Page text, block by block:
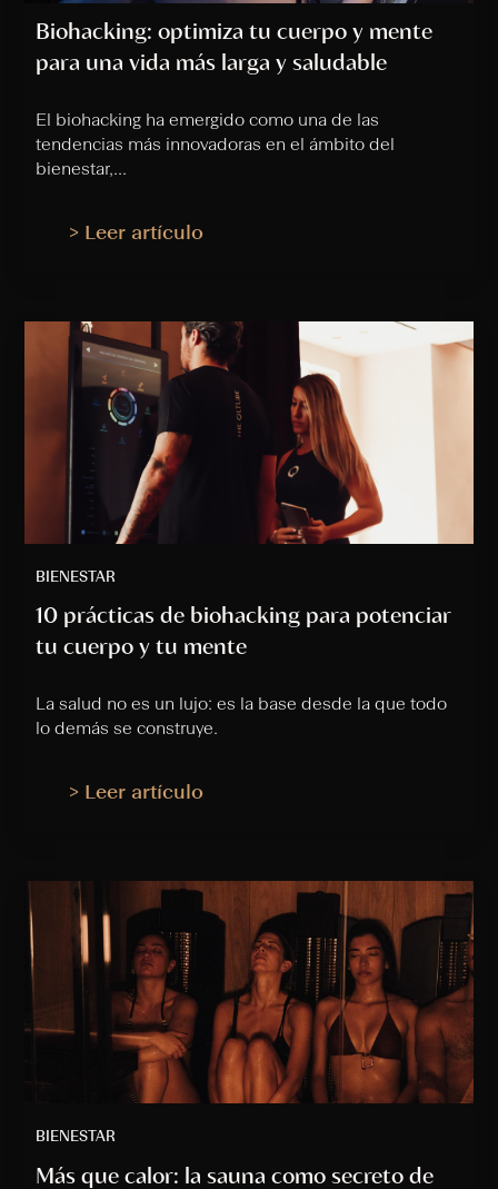
Biohacking: optimiza tu cuerpo y mente
para una vida más larga y saludable
El biohacking ha emergido como una de las
tendencias más innovadoras en el ámbito del
bienestar,...
> Leer artículo
BIENESTAR
10 prácticas de biohacking para potenciar
tu cuerpo y tu mente
La salud no es un lujo: es la base desde la que todo
lo demás se construye.
> Leer artículo
BIENESTAR
Más que calor: la sauna como secreto de